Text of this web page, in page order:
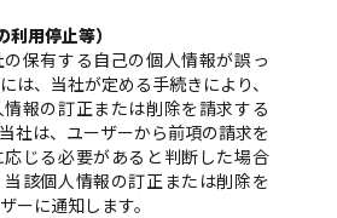
用停止等）
保有する自己の個人情報が誤っ
は、当社が定める手続きにより、
報の訂正または削除を請求する
社は、ユーザーから前項の請求を
じる必要があると判断した場合
該個人情報の訂正または削除を
ーに通知します。